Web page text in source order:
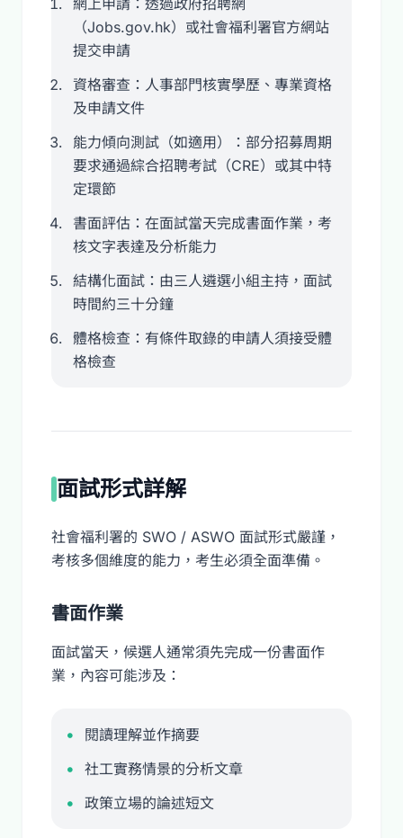
網上申請：透過政府招聘網
（Jobs.gov.hk）或社會福利署官方網站
提交申請
資格審查：人事部門核實學歷、專業資格
及申請文件
能力傾向測試（如適用）：部分招募周期
要求通過綜合招聘考試（CRE）或其中特
定環節
書面評估：在面試當天完成書面作業，考
核文字表達及分析能力
結構化面試：由三人遴選小組主持，面試
時間約三十分鐘
體格檢查：有條件取錄的申請人須接受體
格檢查
面試形式詳解
社會福利署的 SWO / ASWO 面試形式嚴謹，
考核多個維度的能力，考生必須全面準備。
書面作業
面試當天，候選人通常須先完成一份書面作
業，內容可能涉及：
閱讀理解並作摘要
社工實務情景的分析文章
政策立場的論述短文